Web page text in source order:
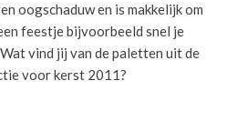
oogschaduw en is makkelijk om
feestje bijvoorbeeld snel je
vind jij van de paletten uit de
voor kerst 2011?